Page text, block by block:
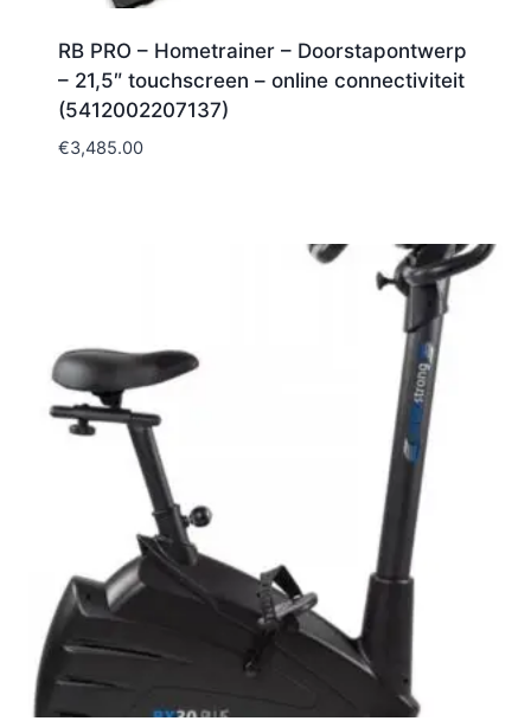
RB PRO – Hometrainer – Doorstapontwerp
– 21,5″ touchscreen – online connectiviteit
(5412002207137)
€3,485.00